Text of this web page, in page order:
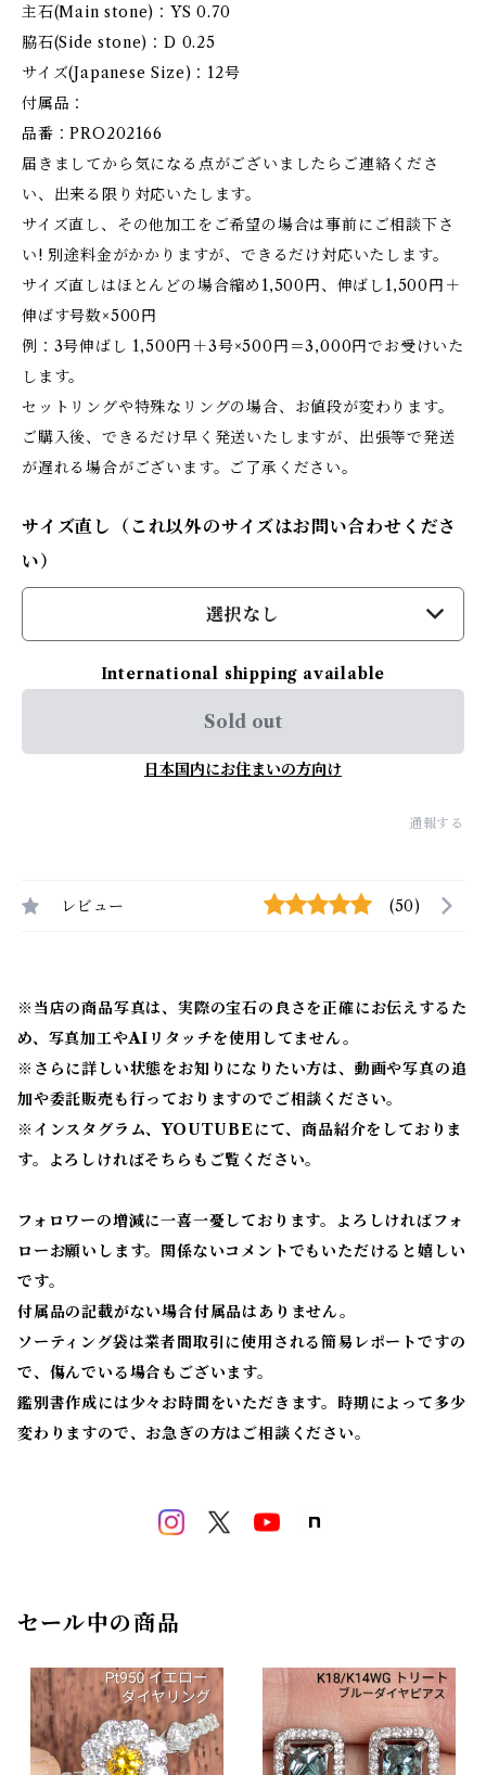
主石(Main stone)：YS 0.70
脇石(Side stone)：D 0.25
サイズ(Japanese Size)：12号
付属品：
品番：PRO202166
届きましてから気になる点がございましたらご連絡くださ
い、出来る限り対応いたします。
サイズ直し、その他加工をご希望の場合は事前にご相談下さ
い! 別途料金がかかりますが、できるだけ対応いたします。
サイズ直しはほとんどの場合縮め1,500円、伸ばし1,500円＋
伸ばす号数×500円
例：3号伸ばし 1,500円＋3号×500円＝3,000円でお受けいた
します。
セットリングや特殊なリングの場合、お値段が変わります。
ご購入後、できるだけ早く発送いたしますが、出張等で発送
が遅れる場合がございます。ご了承ください。
サイズ直し（これ以外のサイズはお問い合わせくださ
い）
選択なし
International shipping available
Sold out
日本国内にお住まいの方向け
通報する
レビュー (50)
※当店の商品写真は、実際の宝石の良さを正確にお伝えするた
め、写真加工やAIリタッチを使用してません。
※ さらに詳しい状態をお知りになりたい方は、動画や写真の追
加や委託販売も行っておりますのでご相談ください。
※ インスタグラム、YOUTUBEにて、商品紹介をしておりま
す。よろしければそちらもご覧ください。
フォロワーの増減に一喜一憂しております。よろしければフォ
ローお願いします。関係ないコメントでもいただけると嬉しい
です。
付属品の記載がない場合付属品はありません。
ソーティング袋は業者間取引に使用される簡易レポートですの
で、傷んでいる場合もございます。
鑑別書作成には少々お時間をいただきます。時期によって多少
変わりますので、お急ぎの方はご相談ください。
セール中の商品